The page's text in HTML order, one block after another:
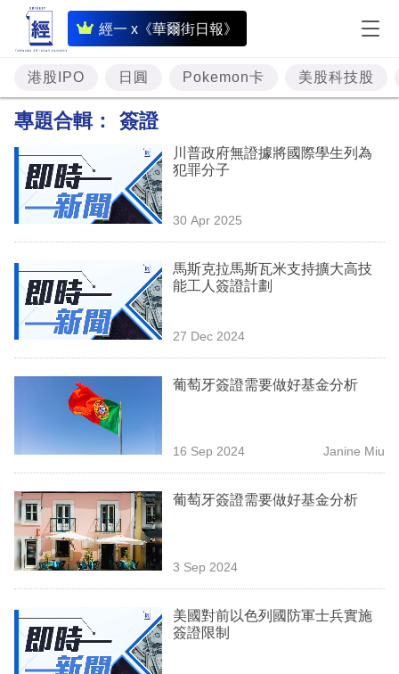
經一 x《華爾街日報》
即
時
財
經
投
資
理
業
科
技
職
場
生
時
事
港股IPO 日圓 Pokemon卡 美股科技股
專題合輯： 簽證
川普政府無證據將國際學生列為
犯罪分子
30 Apr 2025
馬斯克拉馬斯瓦米支持擴大高技
能工人簽證計劃
27 Dec 2024
葡萄牙簽證需要做好基金分析
16 Sep 2024 Janine Miu
葡萄牙簽證需要做好基金分析
3 Sep 2024
美國對前以色列國防軍士兵實施
簽證限制